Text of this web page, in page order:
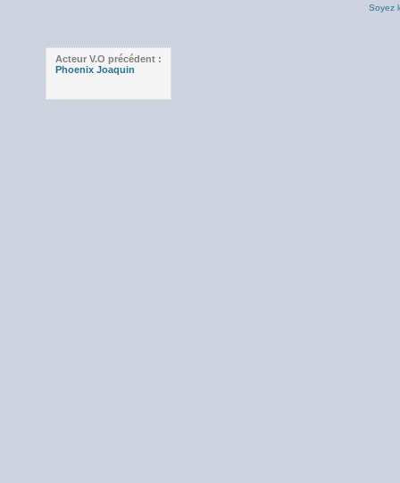
Soyez
Acteur V.O précédent :
Phoenix Joaquin